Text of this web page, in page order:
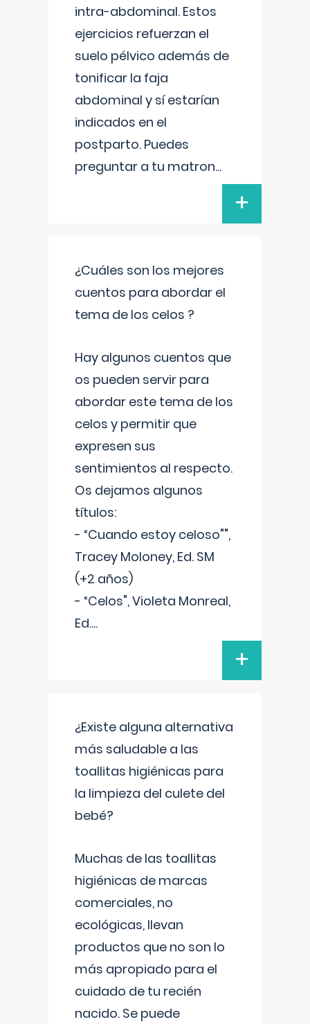
intra-abdominal. Estos
ejercicios refuerzan el
suelo pélvico además de
tonificar la faja
abdominal y sí estarían
indicados en el
postparto. Puedes
preguntar a tu matron...
+
¿Cuáles son los mejores
cuentos para abordar el
tema de los celos ?
Hay algunos cuentos que
os pueden servir para
abordar este tema de los
celos y permitir que
expresen sus
sentimientos al respecto.
Os dejamos algunos
títulos:
- “Cuando estoy celoso"",
Tracey Moloney, Ed. SM
(+2 años)
- “Celos", Violeta Monreal,
Ed....
+
¿Existe alguna alternativa
más saludable a las
toallitas higiénicas para
la limpieza del culete del
bebé?
Muchas de las toallitas
higiénicas de marcas
comerciales, no
ecológicas, llevan
productos que no son lo
más apropiado para el
cuidado de tu recién
nacido. Se puede